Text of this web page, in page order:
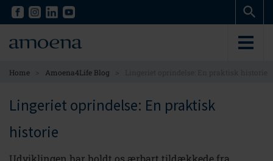
Skip
content
Skip
content
Home > Amoena4Life Blog >
Lingeriet oprindelse: En praktisk
historie
Udviklingen har holdt os ærbart tildækkede fra